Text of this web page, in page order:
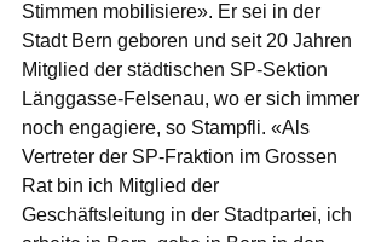
Stimmen mobilisiere». Er sei in der
Stadt Bern geboren und seit 20 Jahren
Mitglied der städtischen SP-Sektion
Länggasse-Felsenau, wo er sich immer
noch engagiere, so Stampfli. «Als
Vertreter der SP-Fraktion im Grossen
Rat bin ich Mitglied der
Geschäftsleitung in der Stadtpartei, ich